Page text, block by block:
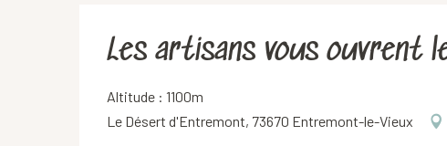
Les artisans vous ouvrent
Altitude : 1100m
Le Désert d'Entremont, 73670 Entremont-le-Vieux